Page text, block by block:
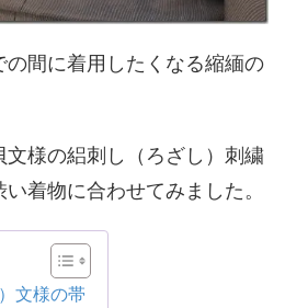
間に着用したくなる縮緬の
様の絽刺し（ろざし）刺繍
着物に合わせてみました。
文様の帯